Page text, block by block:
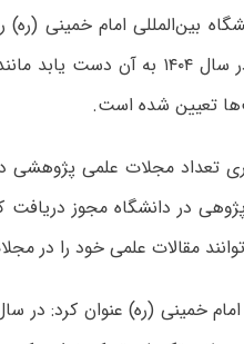
تمام آنچه دانشگاه باید در سال
تعیین شده است.
تعداد مجلات علمی پژوهشی
در دانشگاه مجوز
مقالات علمی خود را در